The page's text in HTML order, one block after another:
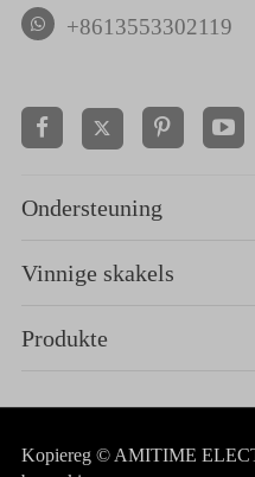
+8613553302119

Ondersteuning
Vinnige skakels
Produkte
Kopiereg © AMITIME